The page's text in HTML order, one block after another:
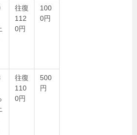
往復
112
0円
100
0円
往復
110
0円
500
円